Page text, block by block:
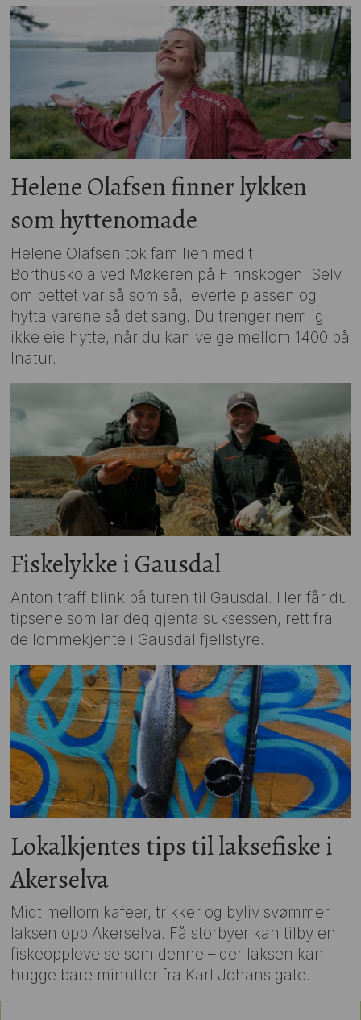
Helene Olafsen finner lykken
som hyttenomade
Helene Olafsen tok familien med til
Borthuskoia ved Møkeren på Finnskogen. Selv
om bettet var så som så, leverte plassen og
hytta varene så det sang. Du trenger nemlig
ikke eie hytte, når du kan velge mellom 1400 på
Inatur.
Fiskelykke i Gausdal
Anton traff blink på turen til Gausdal. Her får du
tipsene som lar deg gjenta suksessen, rett fra
de lommekjente i Gausdal fjellstyre.
Lokalkjentes tips til laksefiske i
Akerselva
Midt mellom kafeer, trikker og byliv svømmer
laksen opp Akerselva. Få storbyer kan tilby en
fiskeopplevelse som denne – der laksen kan
hugge bare minutter fra Karl Johans gate.